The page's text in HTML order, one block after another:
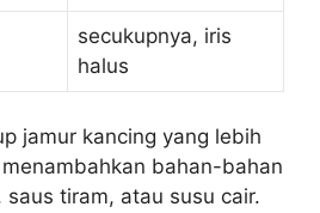
secukupnya, iris
halus
jamur kancing yang lebih
bahan-bahan
tiram, atau susu cair.